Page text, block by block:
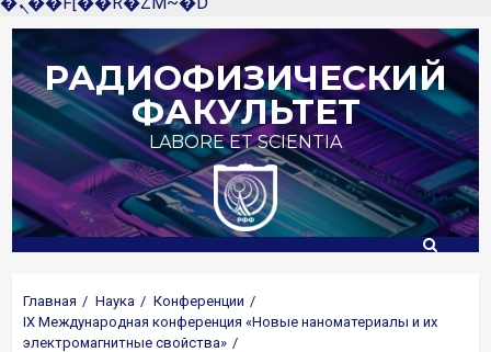
Перейти
содержимому
РАДИОФИЗИЧЕСКИЙ
ФАКУЛЬТЕТ
LABORE ET SCIENTIA
Главная Наука
Конференции
IX Международная конференция «Новые наноматериалы и их
электромагнитные свойства»